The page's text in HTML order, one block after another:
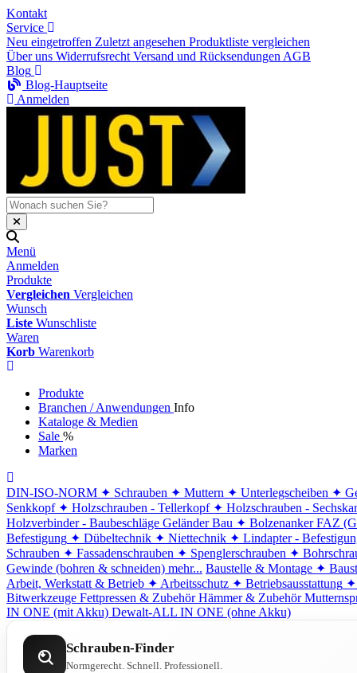
Kontakt
Service
Neu eingetroffen Zuletzt angesehen Produktliste vergleichen
Über uns Widerrufsrecht Versand und Rücksendungen AGB
Blog
Blog-Hauptseite
Anmelden
Menü
Anmelden
Produkte
Vergleichen Vergleichen
Wunsch
Liste Wunschliste
Waren
Korb Warenkorb
Produkte
Branchen / Anwendungen Info
Kataloge & Medien
Sale %
Marken
DIN-ISO-NORM ✦ Schrauben ✦ Muttern ✦ Unterlegscheiben ✦
Senkkopf ✦ Holzschrauben - Tellerkopf ✦ Holzschrauben -
Holzverbinder - Baubeschläge Geländer Bau ✦ Bolzenanker FAZ
Befestigung ✦ Dübeltechnik ✦ Niettechnik ✦ Lindapter -
Schrauben ✦ Fassadenschrauben ✦ Spenglerschrauben ✦
Gewinde (bohren & schneiden) mehr... Baustelle & Montage ✦
Arbeit, Werkstatt & Betrieb ✦ Arbeitsschutz ✦ Betriebsausstattung ✦
Bitwerkzeuge Fettpressen & Zubehör Hämmer & Zubehör
IN ONE (mit Akku) Dewalt-ALL IN ONE (ohne Akku)
Schrauben-Finder
Normgerecht. Schnell. Professionell.